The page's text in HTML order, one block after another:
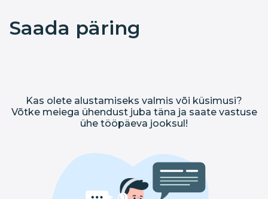
Saada päring
Kas olete alustamiseks valmis või küsimusi?
Võtke meiega ühendust juba täna ja saate vastuse
ühe tööpäeva jooksul!